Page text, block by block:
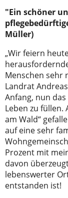
"Ein schöner
Müller)
„Wir feiern
Menschen sehr
Landrat
Anfang, nun
Leben zu füllen.
am Wald“
auf eine sehr
Prozent mit
davon
lebenswerter
entstanden ist!